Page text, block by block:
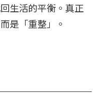
生活的平衡。真正
是「重整」。